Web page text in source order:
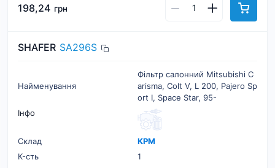
198,24 грн
SHAFER SA296S
Найменування
Фільтр салонний Mitsubishi C
arisma, Colt V, L 200, Pajero Sp
ort I, Space Star, 95-
Інфо
Склад
КРМ
К-cть
1